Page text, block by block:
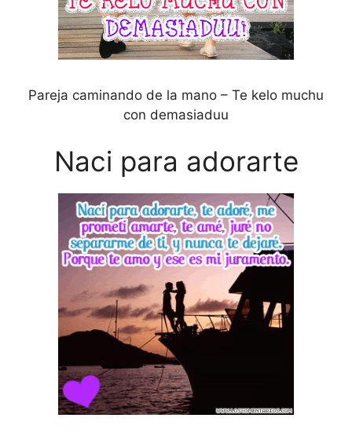
Pareja caminando de la mano – Te kelo muchu
con demasiaduu
Naci para adorarte